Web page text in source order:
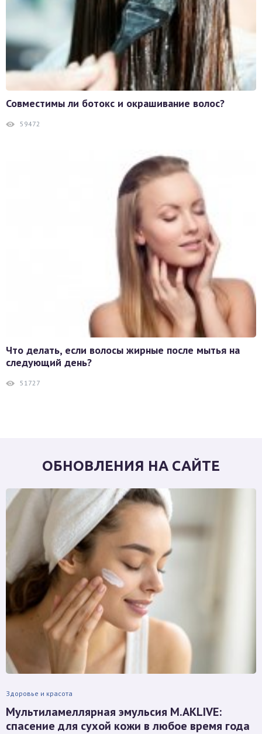
Совместимы ли ботокс и окрашивание волос?
59472
Что делать, если волосы жирные после мытья на
следующий день?
51727
ОБНОВЛЕНИЯ НА САЙТЕ
Здоровье и красота
Мультиламеллярная эмульсия M.AKLIVE:
спасение для сухой кожи в любое время года